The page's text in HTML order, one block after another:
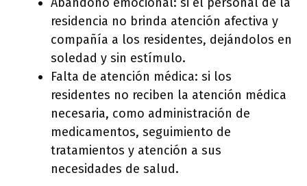
residencia no brinda atención afectiva y
compañía a los residentes, dejándolos en
soledad y sin estímulo.
Falta de atención médica: si los
residentes no reciben la atención médica
necesaria, como administración de
medicamentos, seguimiento de
tratamientos y atención a sus
necesidades de salud.